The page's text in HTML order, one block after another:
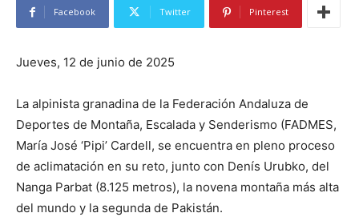
Facebook Twitter Pinterest
Jueves, 12 de junio de 2025
La alpinista granadina de la Federación Andaluza de
Deportes de Montaña, Escalada y Senderismo (FADMES,
María José ‘Pipi’ Cardell, se encuentra en pleno proceso
de aclimatación en su reto, junto con Denís Urubko, del
Nanga Parbat (8.125 metros), la novena montaña más alta
del mundo y la segunda de Pakistán.